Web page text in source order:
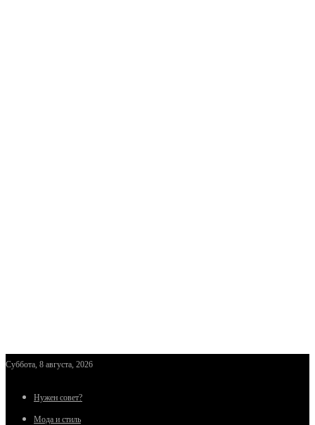
Суббота, 8 августа, 2026
Нужен совет?
Мода и стиль